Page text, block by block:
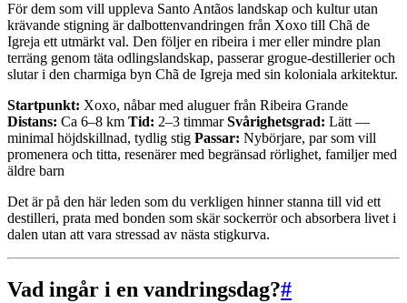
För dem som vill uppleva Santo Antãos landskap och kultur utan
krävande stigning är dalbottenvandringen från Xoxo till Chã de
Igreja ett utmärkt val. Den följer en ribeira i mer eller mindre plan
terräng genom täta odlingslandskap, passerar grogue-destillerier och
slutar i den charmiga byn Chã de Igreja med sin koloniala arkitektur.
Startpunkt: Xoxo, nåbar med aluguer från Ribeira Grande
Distans: Ca 6–8 km Tid: 2–3 timmarSvårighetsgrad: Lätt —
minimal höjdskillnad, tydlig stig Passar: Nybörjare, par som vill
promenera och titta, resenärer med begränsad rörlighet, familjer med
äldre barn
Det är på den här leden som du verkligen hinner stanna till vid ett
destilleri, prata med bonden som skär sockerrör och absorbera livet i
dalen utan att vara stressad av nästa stigkurva.
Vad ingår i en vandringsdag?#